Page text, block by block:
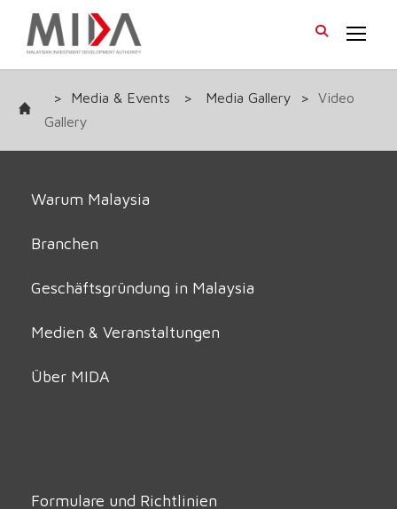
> Media & Events > Media Gallery >
Video
Gallery
Warum Malaysia
Branchen
Geschäftsgründung in Malaysia
Medien & Veranstaltungen
Über MIDA
Formulare und Richtlinien